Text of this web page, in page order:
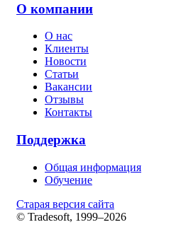
О компании
О нас
Клиенты
Новости
Статьи
Вакансии
Отзывы
Контакты
Поддержка
Общая информация
Обучение
Старая версия сайта
© Tradesoft, 1999–2026